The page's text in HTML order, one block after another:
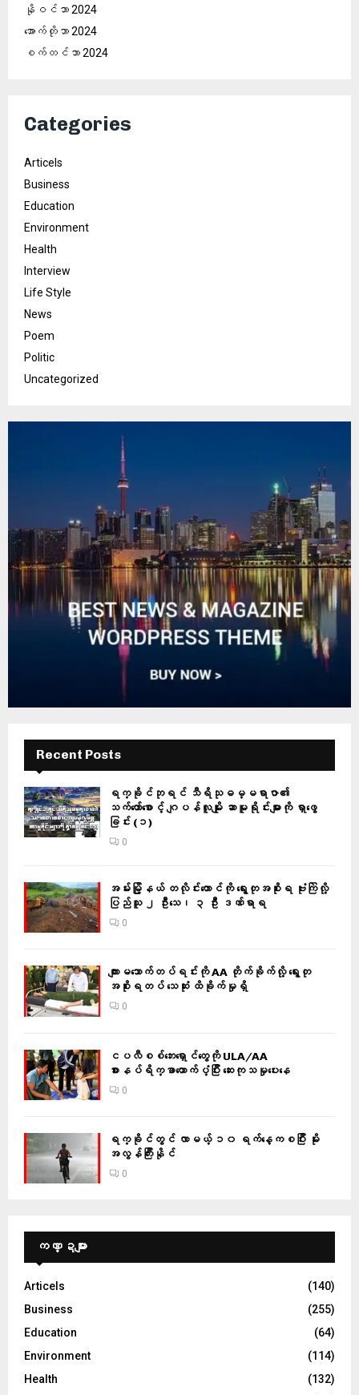
နိုဝင်ဘာ 2024
အောက်တိုဘာ 2024
စက်တင်ဘာ 2024
Categories
Articels
Business
Education
Environment
Health
Interview
Life Style
News
Poem
Politic
Uncategorized
Recent Posts
ရက္ခိုင်ဘုရင် သီရိသုဓမ္မရာဇာ၏
သက်တော်စောင့် ဂျပန်လူမျိုး ဆာမူရိုင်းများကို ရှာဖွေ
ခြင်း (၁)
0
အမ်းမြို့နယ် တလိုင်းတောင်ကို ရွေးတုအစိုးရ ဗုံးကြဲလို့
ပြည်သူ ၂ ဦးသေ၊ ၃ ဦး ဒဏ်ရာရ
0
ကျားမသောက်တပ်ရင်းကို AA တိုက်ခိုက်လို့ ရွေးတု
အစိုးရတပ် သေဆုံး ထိခိုက်မှုရှိ
0
ငပလီစစ်ဘေးရှောင်တွေကို ULA/AA
စားနပ်ရိက္ခာထောက်ပံ့ပြီး ဆေးကုသမှုပေးနေ
0
ရက္ခိုင်တွင် လာမယ့် ၁၀ ရက်နေ့ကစပြီး မိုး
အလွန်ကြီးနိုင်
0
ကဏ္ဍများ
Articels
(140)
Business
(255)
Education
(64)
Environment
(114)
Health
(132)